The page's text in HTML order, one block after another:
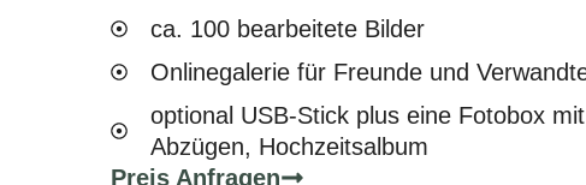
ca. 100 bearbeitete Bilder
Onlinegalerie für Freunde und
optional USB-Stick plus eine Fotobox
Abzügen, Hochzeitsalbum
Preis Anfragen